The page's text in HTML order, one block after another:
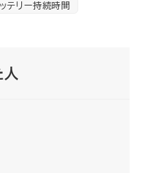
リー持続時間